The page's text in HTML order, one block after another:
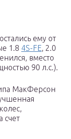
ему от
1.8 4S-FE, 2.0
вместо
90 л.с.).
МакФерсон
счет